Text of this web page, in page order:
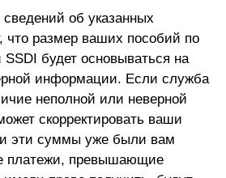
об указанных
что размер ваших пособий по
будет основываться на
информации. Если служба
неполной или неверной
скорректировать ваши
эти суммы уже были вам
платежи, превышающие